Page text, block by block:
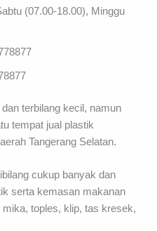
(07.00-18.00), Minggu
terbilang kecil, namun
tempat jual plastik
Tangerang Selatan.
cukup banyak dan
serta kemasan makanan
toples, klip, tas kresek,